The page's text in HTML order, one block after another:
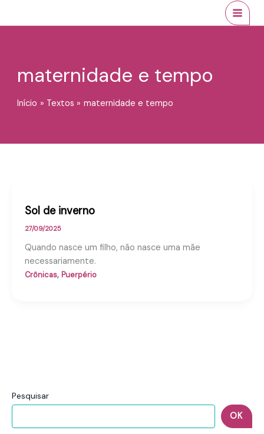
maternidade e tempo
Início Textos maternidade e tempo
Pesquisar
OK
Sol de inverno
27/09/2025
Quando nasce um filho, não nasce uma mãe
necessariamente.
Crônicas, Puerpério